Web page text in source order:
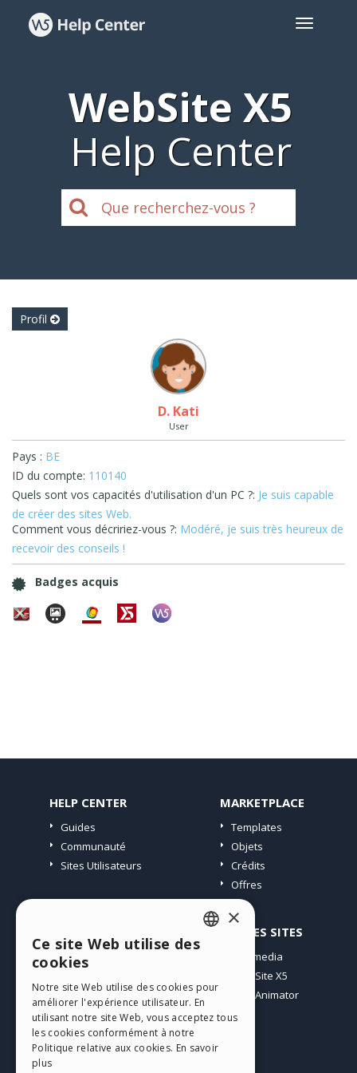
WebSite X5
Help Center
Profil
D. Kati
User
Pays : BE
ID du compte: 110140
Quels sont vos capacités d'utilisation d'un PC ?: Je suis capable
de créer des sites Web.
Comment vous décririez-vous ?: Modéré, je suis très heureux de
recevoir des conseils !
Badges acquis
HELP CENTER
Guides
Communauté
Sites Utilisateurs
MARKETPLACE
Templates
Objets
Crédits
Offres
Mes Messages
Télécharger
Espace Web
Mes Crédits
AUTRES SITES
Incomedia
WebSite X5
WebAnimator
ENGLISH
GERMAN
SPANISH
×
Ce site Web utilise des
cookies
Notre site Web utilise des cookies pour
améliorer l'expérience utilisateur. En
utilisant notre site Web, vous acceptez tous
les cookies conformément à notre
Politique relative aux cookies. En savoir
plus